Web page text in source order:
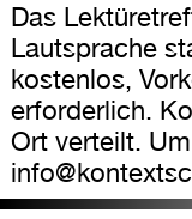
Das
Lautsprache
kostenlos,
erforderlich.
Ort verteilt.